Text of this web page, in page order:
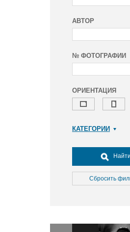
АВТОР
№ ФОТОГРАФИИ
ОРИЕНТАЦИЯ
КАТЕГОРИИ
Досуг, туризм и
Культура
Медицина
Окружающая
Найти
Сбросить